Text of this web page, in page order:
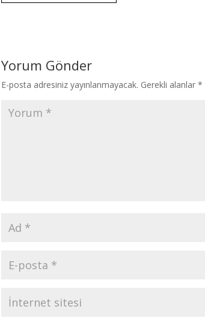
Yorum Gönder
E-posta adresiniz yayınlanmayacak. Gerekli alanlar *